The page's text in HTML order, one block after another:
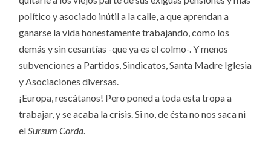
político y asociado inútil a la calle, a que aprendan a
ganarse la vida honestamente trabajando, como los
demás y sin cesantías -que ya es el colmo-. Y menos
subvenciones a Partidos, Sindicatos, Santa Madre Iglesia
y Asociaciones diversas.
¡Europa, rescátanos! Pero poned a toda esta tropa a
trabajar, y se acaba la crisis. Si no, de ésta no nos saca ni
el Sursum Corda